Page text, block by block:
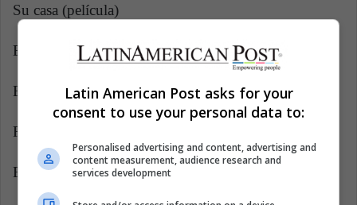
Su casa (película)
El Halloween de Hubie (película)
El caso Watts, el padre homicida (serie documental)
Ratched (serie)
Enola Holmes (película)
Latin American Post asks for your
consent to use your personal data to:
Personalised advertising and content, advertising and
content measurement, audience research and
services development